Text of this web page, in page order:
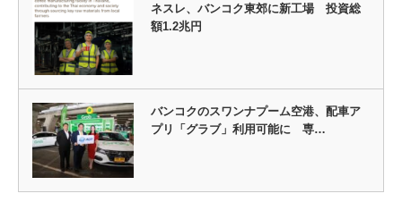
ネスレ、バンコク東郊に新工場 投資総
額1.2兆円
バンコクのスワンナプーム空港、配車ア
プリ「グラブ」利用可能に 専…